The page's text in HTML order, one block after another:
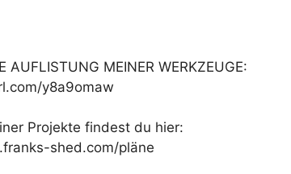
AUFLISTUNG MEINER WERKZEUGE:
y8a9omaw
Projekte findest du hier:
shed.com/pläne